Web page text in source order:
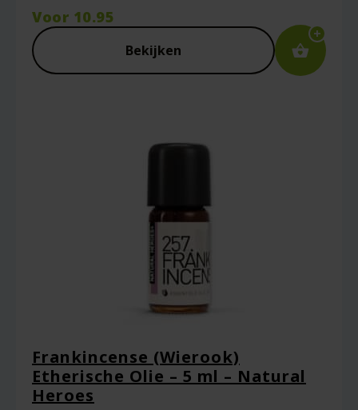
Voor 10.95
Bekijken
Frankincense (Wierook)
Etherische Olie – 5 ml – Natural
Heroes